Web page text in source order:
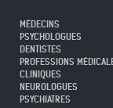
MÉDECINS
PSYCHOLOGUES
DENTISTES
PROFESSIONS
CLINIQUES
NEUROLOGUES
PSYCHIATRES